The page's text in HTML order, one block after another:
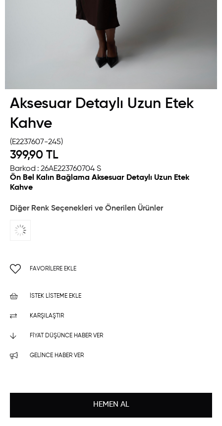
Aksesuar Detaylı Uzun Etek
Kahve
(E2237607-245)
399,90 TL
Barkod : 26AE223760704 S
Ön Bel Kalın Bağlama Aksesuar Detaylı Uzun Etek
Kahve
Diğer Renk Seçenekleri ve Önerilen Ürünler
FAVORILERE EKLE
İSTEK LISTEME EKLE
KARŞILAŞTIR
FIYAT DÜŞÜNCE HABER VER
GELINCE HABER VER